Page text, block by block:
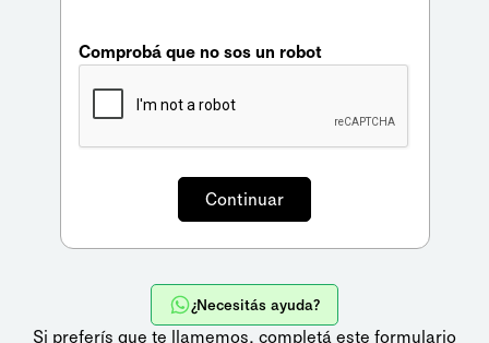
Comprobá que no sos un robot
¿Necesitás ayuda?
Si preferís que te llamemos, completá este formulario